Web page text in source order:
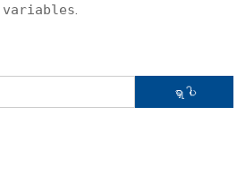
variables.
သော